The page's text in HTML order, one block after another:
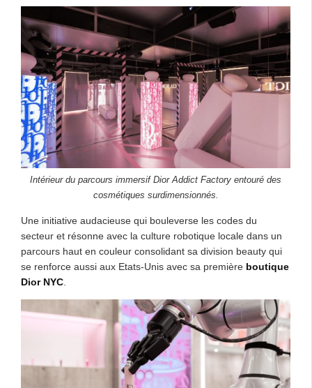
Intérieur du parcours immersif Dior Addict Factory entouré des
cosmétiques surdimensionnés.
Une initiative audacieuse qui bouleverse les codes du
secteur et résonne avec la culture robotique locale dans un
parcours haut en couleur consolidant sa division beauty qui
se renforce aussi aux Etats-Unis avec sa première boutique
Dior NYC